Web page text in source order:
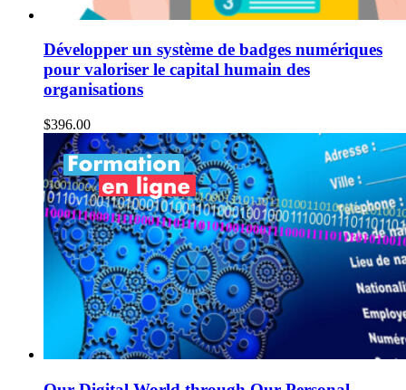
Développer un système de badges numériques
pour valoriser le capital humain des
organisations
$396.00